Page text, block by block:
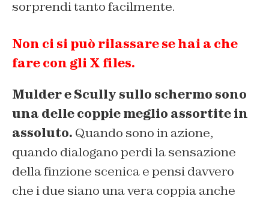
sorprendi tanto facilmente.
Non ci si può rilassare se hai a che
fare con gli X files.
Mulder e Scully sullo schermo sono
una delle coppie meglio assortite in
assoluto. Quando sono in azione,
quando dialogano perdi la sensazione
della finzione scenica e pensi davvero
che i due siano una vera coppia anche